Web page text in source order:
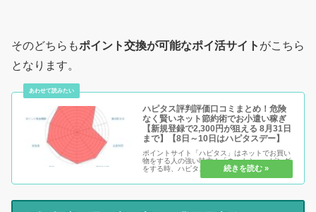
そのどちらもポイント交換が可能なポイ活サイト がこちら
となります。
ハピタス評判評価口コミまとめ！危険
なく賢いネット節約術でお小遣い稼ぎ
【新規登録で2,300円が狙える 8月31日
まで】【8日～10日はハピタスデー】
ポイントサイト「ハピタス」はネットでお買い
物をする人の強い味方！「ネットショッピング
をする時、ハピタスを通さないなんて、正直も
ったいなさすぎます！」と言い切れるほど、お
買い物系ポイ活には欠かせないサイトです。還